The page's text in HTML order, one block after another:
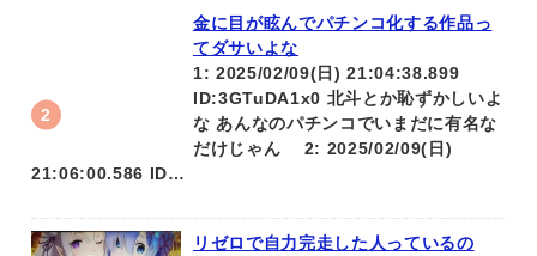
金に目が眩んでパチンコ化する作品っ
てダサいよな
1: 2025/02/09(日) 21:04:38.899
ID:3GTuDA1x0 北斗とか恥ずかしいよ
な あんなのパチンコでいまだに有名な
だけじゃん 2: 2025/02/09(日)
21:06:00.586 ID…
リゼロで自力完走した人っているの